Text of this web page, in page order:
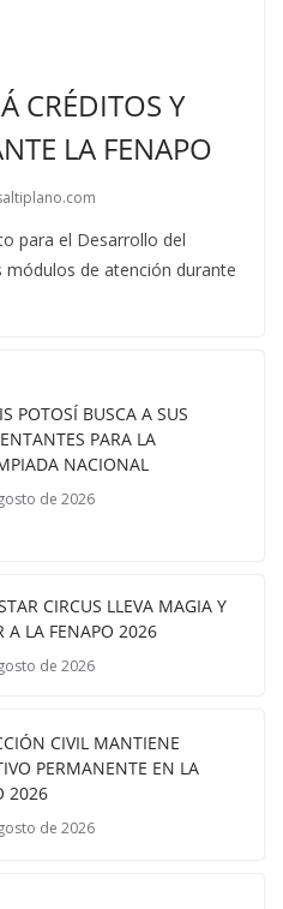
CRÉDITOS Y
LA FENAPO
para el Desarrollo del
módulos de atención durante
POTOSÍ BUSCA A SUS
PARA LA
NACIONAL
de 2026
CIRCUS LLEVA MAGIA Y
A LA FENAPO 2026
de 2026
CIVIL MANTIENE
PERMANENTE EN LA
2026
de 2026